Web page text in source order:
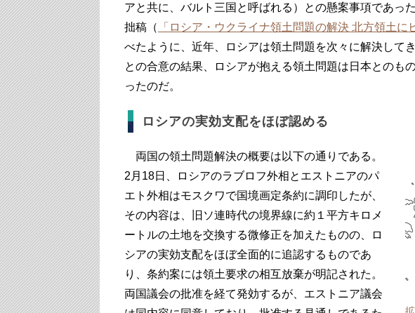
アと共に、バルト三国と呼ばれる）との懸案事項であっ
拙稿（
「ロシア・ウクライナ領土問題の解決 北方領土に
べたように、近年、ロシアは領土問題を次々に解決して
との合意の結果、ロシアが抱える領土問題は日本とのも
ったのだ。
ロシアの実効支配をほぼ認める
両国の領土問題解決の概要は以下の通りである。
2月18日、ロシアのラブロフ外相とエストニアのパ
エト外相はモスクワで国境画定条約に調印したが、
その内容は、旧ソ連時代の境界線に約１平方キロメ
ートルの土地を交換する微修正を加えたものの、ロ
シアの実効支配をほぼ全面的に追認するものであ
り、条約案には領土要求の相互放棄が明記された。
両国議会の批准を経て発効するが、エストニア議会